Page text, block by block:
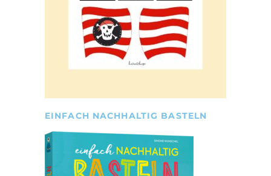
EINFACH NACHHALTIG BASTELN